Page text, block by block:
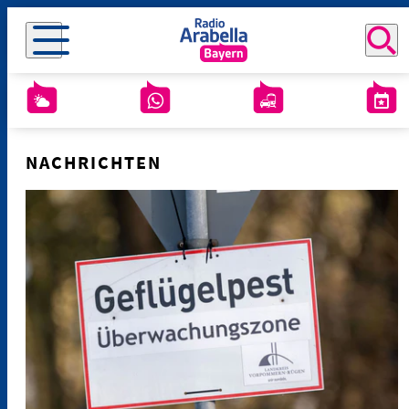
NACHRICHTEN